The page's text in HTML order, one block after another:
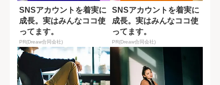
SNSアカウントを着実に
成長。実はみんなココ使
ってます。
PR(Dreaw合同会社)
SNSアカウントを着実に
成長。実はみんなココ使
ってます。
PR(Dreaw合同会社)